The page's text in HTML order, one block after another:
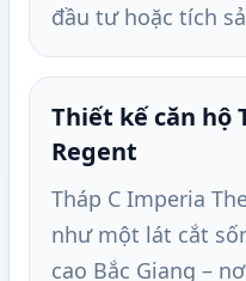
đầu tư hoặc tích
Thiết kế căn hộ
Regent
Tháp C Imperia
như một lát cắt
cao Bắc Giang –